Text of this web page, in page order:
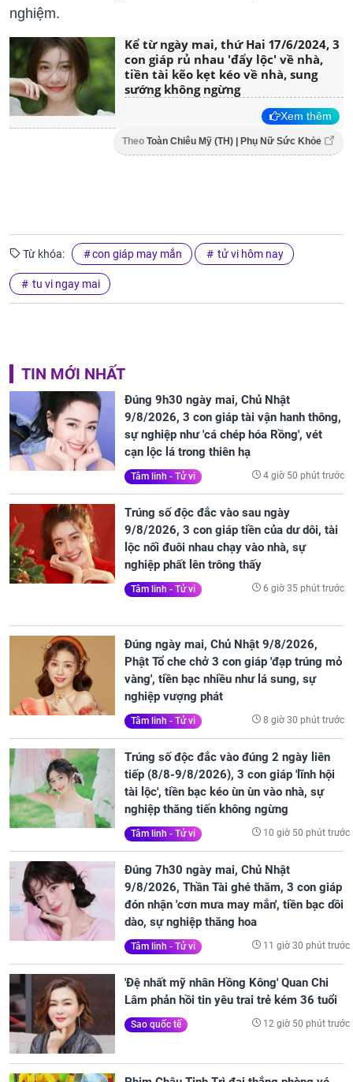
nghiệm.
Kể từ ngày mai, thứ Hai 17/6/2024, 3
con giáp rủ nhau 'đẩy lộc' về nhà,
tiền tài kẽo kẹt kéo về nhà, sung
sướng không ngừng
Xem thêm
Theo Toàn Chiêu Mỹ (TH) | Phụ Nữ Sức Khỏe
Từ khóa: con giáp may mắn tử vi hôm nay
tu vi ngay mai
TIN MỚI NHẤT
Đúng 9h30 ngày mai, Chủ Nhật
9/8/2026, 3 con giáp tài vận hanh thông,
sự nghiệp như 'cá chép hóa Rồng', vét
cạn lộc lá trong thiên hạ
Tâm linh - Tử vi 4 giờ 50 phút trước
Trúng số độc đắc vào sau ngày
9/8/2026, 3 con giáp tiền của dư dôi, tài
lộc nối đuôi nhau chạy vào nhà, sự
nghiệp phất lên trông thấy
Tâm linh - Tử vi 6 giờ 35 phút trước
Đúng ngày mai, Chủ Nhật 9/8/2026,
Phật Tổ che chở 3 con giáp 'đạp trúng mỏ
vàng', tiền bạc nhiều như lá sung, sự
nghiệp vượng phát
Tâm linh - Tử vi 8 giờ 30 phút trước
Trúng số độc đắc vào đúng 2 ngày liên
tiếp (8/8-9/8/2026), 3 con giáp 'lĩnh hội
tài lộc', tiền bạc kéo ùn ùn vào nhà, sự
nghiệp thăng tiến không ngừng
Tâm linh - Tử vi 10 giờ 50 phút trước
Đúng 7h30 ngày mai, Chủ Nhật
9/8/2026, Thần Tài ghé thăm, 3 con giáp
đón nhận 'cơn mưa may mắn', tiền bạc dồi
dào, sự nghiệp thăng hoa
Tâm linh - Tử vi 11 giờ 30 phút trước
'Đệ nhất mỹ nhân Hồng Kông' Quan Chi
Lâm phản hồi tin yêu trai trẻ kém 36 tuổi
Sao quốc tế 12 giờ 50 phút trước